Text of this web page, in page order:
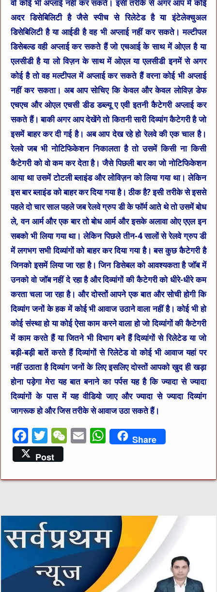
वो कोई भी अप्लाई नहीं कर सकते। इसी तरीके से अगर आप में कोई
अदर डिसेबिलिटी है जैसे स्पीच से रिलेटेड है या इंटेलेक्चुअल
डिसेबिलिटी है या आईडी है वह भी अप्लाई नहीं कर सकते। मल्टीपल
डिसेबल्ड वही अप्लाई कर सकते हैं जो एचआई के साथ में ओएल है या
एलसीडी है या लो विज़न के साथ में ओएल या एलसीडी इनमें से अगर
कोई है तो वह मल्टीपल में अप्लाई कर सकते हैं वरना कोई भी अप्लाई
नहीं कर सकता। अब आप सोचिए कि केवल और केवल लोविज़ डेफ
एचएच और ओएल एचसी डीड डब्ल्यू ए एवी इतनी कैटेगरी अप्लाई कर
सकते हैं। बाकी अगर आप देखेंगे तो कितनी सारी दिव्यांग कैटेगरी है जो
इसमें बाहर कर दी गई है। अब आप देख रहे हो रेलवे की एक चाल है।
रेलवे जब भी नोटिफिकेशन निकालता है तो उसमें किसी ना किसी
कैटेगरी को वो कम कर देता है। जैसे पिछली बार का जो नोटिफिकेशन
आया था उसमें टोटली ब्लाइंड और लोविज़न को लिया गया था। लेकिन
इस बार ब्लाइंड को बाहर कर दिया गया है। ठीक है? इसी तरीके से इससे
पहले दो चार साल पहले जब रेलवे ग्रुप डी के फॉर्म आते थे तो उसमें बोध
ले, वन आर्म और एक बार तो बोध आर्म और इसके अलावा ओए एएल इन
सबको भी लिया गया था। लेकिन पिछले तीन-4 सालों से रेलवे ग्रुप डी
में लगभग सभी दिव्यांगों को बाहर कर दिया गया है। बस कुछ कैटेगरी है
जिनको इसमें लिया जा रहा है। जिन डिसेबल को आवश्यकता है जॉब में
उनको वो जॉब नहीं दे रहा है और दिव्यांगों की कैटेगरी को धीरे-धीरे कम
करता चला जा रहा है। और दोस्तों आपने एक बात और सोची होगी कि
दिव्यांग जनों के हक में कोई भी आवाज उठाने वाला नहीं है। कोई भी हो
कोई संस्था हो या कोई ऐसा काम करने वाला हो जो दिव्यांगों की कैटेगरी
में काम करते हैं या जितने भी विभाग बने हैं दिव्यांगों से रिलेटेड या जो
बड़ी-बड़ी बातें करते हैं दिव्यांगों से रिलेटेड वो कोई भी आवाज यहां पर
नहीं उठाता है दिव्यांग जनों के लिए इसलिए दोस्तों आपको खुद ही खड़ा
होना पड़ेगा मेरा यह बात बनाने का पर्पस यह है कि ज्यादा से ज्यादा
दिव्यांगों के पास में यह वीडियो जाए और ज्यादा से ज्यादा दिव्यांग
जागरूक हो और जिस तरीके से आवाज उठा सकते हैं।
F
a
c
e
o
o
k
T
w
it
te
W
h
E
l
W
s
p
p
Share
Post